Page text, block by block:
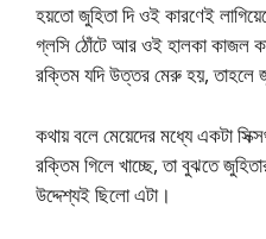
হয়তো জুহিতা দি ওই কারণেই
গ্লসি ঠোঁটে আর ওই হালকা কাজল
রক্তিম যদি উত্তর মেরু হয়, তাহলে
কথায় বলে মেয়েদের মধ্যে একটা
রক্তিম গিলে খাচ্ছে, তা বুঝতে
উদ্দেশ্যই ছিলো এটা।